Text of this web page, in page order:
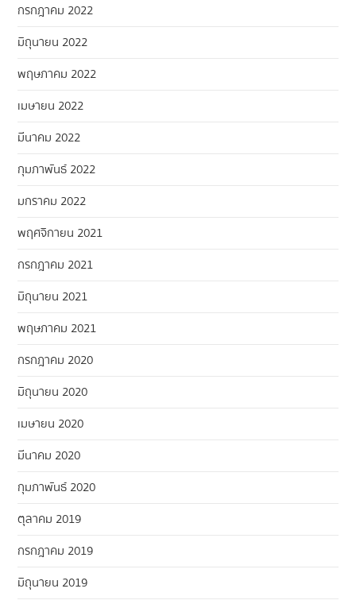
กรกฎาคม 2022
มิถุนายน 2022
พฤษภาคม 2022
เมษายน 2022
มีนาคม 2022
กุมภาพันธ์ 2022
มกราคม 2022
พฤศจิกายน 2021
กรกฎาคม 2021
มิถุนายน 2021
พฤษภาคม 2021
กรกฎาคม 2020
มิถุนายน 2020
เมษายน 2020
มีนาคม 2020
กุมภาพันธ์ 2020
ตุลาคม 2019
กรกฎาคม 2019
มิถุนายน 2019